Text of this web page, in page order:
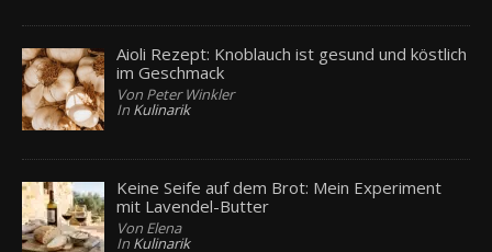
Aioli Rezept: Knoblauch ist gesund und köstlich
im Geschmack
Von Peter Winkler
In Kulinarik
Keine Seife auf dem Brot: Mein Experiment
mit Lavendel-Butter
Von Elena
In Kulinarik